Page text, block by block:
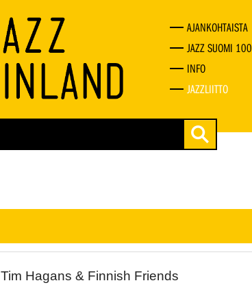
AJANKOHTAISTA
JAZZ SUOMI 100
INFO
JAZZLIITTO
Tim Hagans & Finnish Friends